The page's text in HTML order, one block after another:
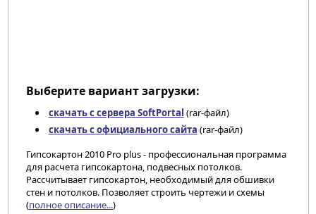
Выберите вариант загрузки:
скачать с сервера SoftPortal (rar-файл)
скачать с официального сайта (rar-файл)
Гипсокартон 2010 Pro plus - профессиональная программа
для расчета гипсокартона, подвесных потолков.
Рассчитывает гипсокартон, необходимый для обшивки
стен и потолков. Позволяет строить чертежи и схемы
(полное описание...)